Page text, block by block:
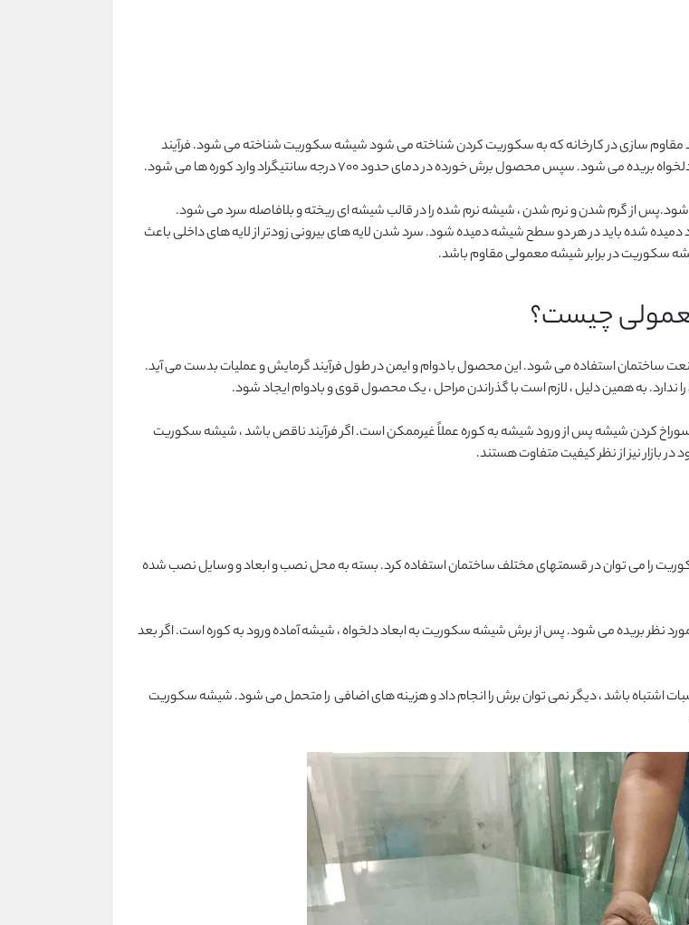
سازی در کارخانه که به سکوریت کردن شناخته می شود شیشه سکوریت شناخته می شود. فرآیند
سپس محصول برش خورده در دمای حدود 700 درجه سانتیگراد وارد کوره ها می شود.
از گرم شدن و نرم شدن ، شیشه نرم شده را در قالب شیشه ای ریخته و بلافاصله سرد می شود.
شده باید در هر دو سطح شیشه دمیده شود. سرد شدن لایه های بیرونی زودتر از لایه های داخلی باعث
سکوریت در برابر شیشه معمولی مقاوم باشد.
چیست؟
استفاده می شود. این محصول با دوام و ایمن در طول فرآیند گرمایش و عملیات بدست می آید.
به همین دلیل ، لازم است با گذراندن مراحل ، یک محصول قوی و بادوام ایجاد شود.
سوراخ کردن شیشه پس از ورود شیشه به کوره عملاً غیرممکن است. اگر فرآیند ناقص باشد ، شیشه سکوریت
بازار نیز از نظر کیفیت متفاوت هستند.
را می توان در قسمتهای مختلف ساختمان استفاده کرد. بسته به محل نصب و ابعاد و وسایل نصب شده
مورد نظر بریده می شود. پس از برش شیشه سکوریت به ابعاد دلخواه ، شیشه آماده ورود به کوره است. اگر بعد
اشتباه باشد ، دیگر نمی توان برش را انجام داد و هزینه های اضافی را متحمل می شود. شیشه سکوریت